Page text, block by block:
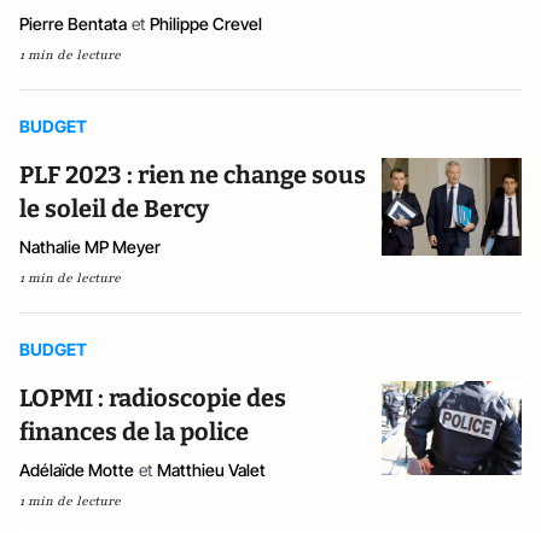
Pierre Bentata et Philippe Crevel
1 min de lecture
BUDGET
PLF 2023 : rien ne change sous
le soleil de Bercy
Nathalie MP Meyer
1 min de lecture
BUDGET
LOPMI : radioscopie des
finances de la police
Adélaïde Motte et Matthieu Valet
1 min de lecture